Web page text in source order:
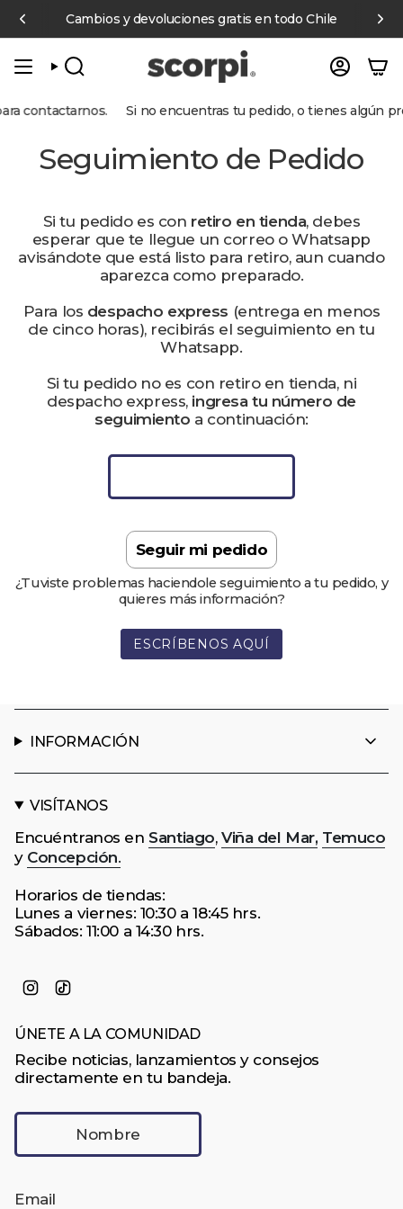
contenido
con Mercado Pago 6 cuotas sin interés en compras
Cambios y devoluciones gratis en todo Chile
BÚSQUEDA
contactarnos. Si no encuentras tu pedido, o tienes algún
Seguimiento de Pedido
Si tu pedido es con retiro en tienda, debes
esperar que te llegue un correo o Whatsapp
avisándote que está listo para retiro, aun cuando
aparezca como preparado.
Para los despacho express (entrega en menos
de cinco horas), recibirás el seguimiento en tu
Whatsapp.
Si tu pedido no es con retiro en tienda, ni
despacho express, ingresa tu número de
seguimiento a continuación:
¿Tuviste problemas haciendole seguimiento a tu pedido, y
quieres más información?
ESCRÍBENOS AQUÍ
INFORMACIÓN
VISÍTANOS
Encuéntranos en Santiago, Viña del Mar, Temuco
y Concepción.
Horarios de tiendas:
Lunes a viernes: 10:30 a 18:45 hrs.
Sábados: 11:00 a 14:30 hrs.
Instagram
ÚNETE A LA COMUNIDAD
Recibe noticias, lanzamientos y consejos
directamente en tu bandeja.